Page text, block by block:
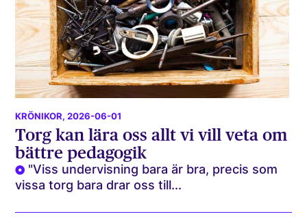
KRÖNIKOR, 2026-06-01
Torg kan lära oss allt vi vill veta om
bättre pedagogik
"Viss undervisning bara är bra, precis som
vissa torg bara drar oss till...